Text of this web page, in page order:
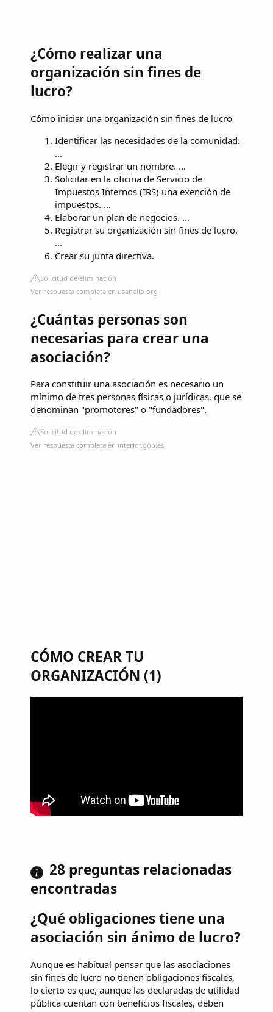
¿Cómo realizar una
organización sin fines de
lucro?
Cómo iniciar una organización sin fines de lucro
Identificar las necesidades de la comunidad.
...
Elegir y registrar un nombre. ...
Solicitar en la oficina de Servicio de
Impuestos Internos (IRS) una exención de
impuestos. ...
Elaborar un plan de negocios. ...
Registrar su organización sin fines de lucro.
...
Crear su junta directiva.
Solicitud de eliminación
Ver respuesta completa en usahello.org
¿Cuántas personas son
necesarias para crear una
asociación?
Para constituir una asociación es necesario un
mínimo de tres personas físicas o jurídicas, que se
denominan "promotores" o "fundadores".
Solicitud de eliminación
Ver respuesta completa en interior.gob.es
CÓMO CREAR TU
ORGANIZACIÓN (1)
28 preguntas relacionadas
encontradas
¿Qué obligaciones tiene una
asociación sin ánimo de lucro?
Aunque es habitual pensar que las asociaciones
sin fines de lucro no tienen obligaciones fiscales,
lo cierto es que, aunque las declaradas de utilidad
pública cuentan con beneficios fiscales, deben